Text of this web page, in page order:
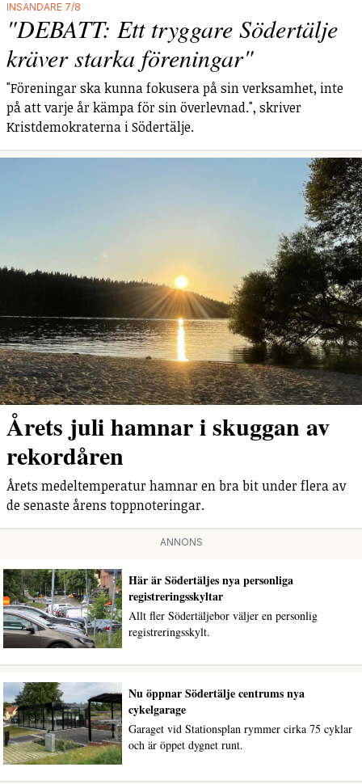
INSÄNDARE 7/8
"DEBATT: Ett tryggare Södertälje
kräver starka föreningar"
"Föreningar ska kunna fokusera på sin verksamhet, inte
på att varje år kämpa för sin överlevnad.", skriver
Kristdemokraterna i Södertälje.
Årets juli hamnar i skuggan av
rekordåren
Årets medeltemperatur hamnar en bra bit under flera av
de senaste årens toppnoteringar.
ANNONS
Här är Södertäljes nya personliga
registreringsskyltar
Allt fler Södertäljebor väljer en personlig
registreringsskylt.
Nu öppnar Södertälje centrums nya
cykelgarage
Garaget vid Stationsplan rymmer cirka 75 cyklar
och är öppet dygnet runt.